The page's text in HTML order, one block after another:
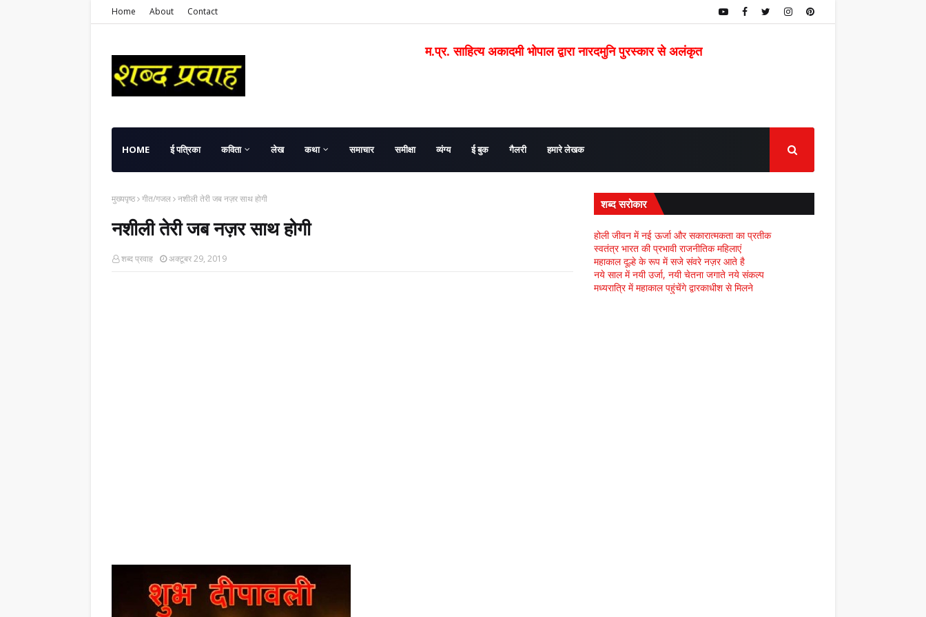
Home About Contact
म.प्र. साहित्य अकादमी भोपाल द्वारा नारदमुनि पुरस्कार से अलंकृत
HOME ई पत्रिका कविता लेख कथा समाचार समीक्षा व्यंग्य ई बुक गैलरी हमारे लेखक
मुख्यपृष्ठ गीत/गजल नशीली तेरी जब नज़र साथ होगी
नशीली तेरी जब नज़र साथ होगी
शब्द प्रवाह अक्टूबर 29, 2019
शब्द सरोकार
होली जीवन में नई ऊर्जा और सकारात्मकता का प्रतीक
स्वतंत्र भारत की प्रभावी राजनीतिक महिलाएं
महाकाल दूल्हे के रूप में सजे संवरे नज़र आते है
नये साल में नयी उर्जा, नयी चेतना जगाते नये संकल्प
मध्यरात्रि में महाकाल पहुंचेंगे द्वारकाधीश से मिलने